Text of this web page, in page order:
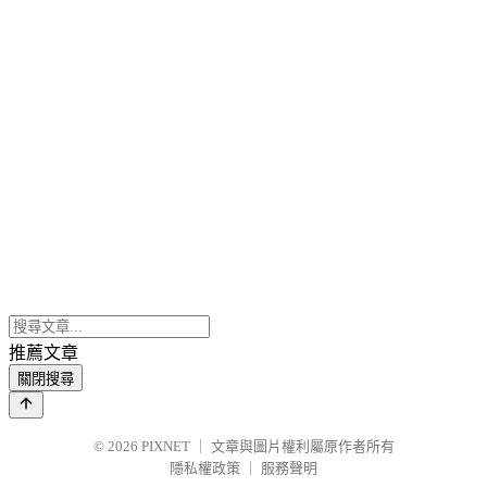
推薦文章
關閉搜尋
© 2026 PIXNET
文章與圖片權利屬原作者所有
隱私權政策
服務聲明